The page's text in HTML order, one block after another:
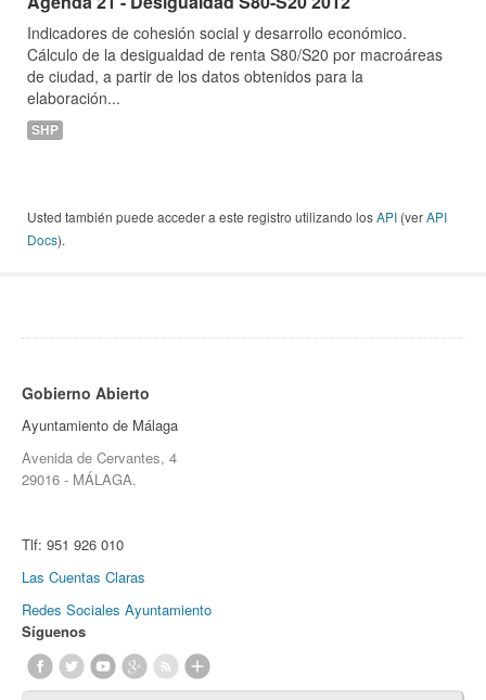
Indicadores de cohesión social y desarrollo económico.
Cálculo de la desigualdad de renta S80/S20 por macroáreas
de ciudad, a partir de los datos obtenidos para la
elaboración...
SHP
Usted también puede acceder a este registro utilizando losAPI (verAPI
Docs).
Gobierno Abierto
Ayuntamiento de Málaga
Avenida de Cervantes, 4
29016 - MÁLAGA.
Tlf: 951 926 010
Las Cuentas Claras
Redes Sociales Ayuntamiento
Síguenos